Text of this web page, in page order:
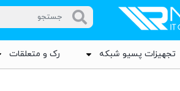
تجهیزات پسیو شبکه رک و متعلقات